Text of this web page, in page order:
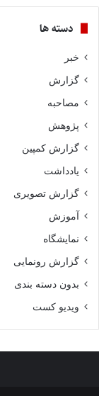
دسته ها
خبر
گزارش
مصاحبه
پژوهش
گزارش کمپین
یادداشت
گزارش تصویری
آموزش
نمایشگاه
گزارش رونمایی
بدون دسته بندی
ویدیو کست